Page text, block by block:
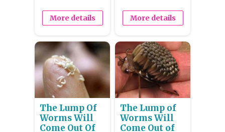
More details More details
The Lump Of
Worms Will
Come Out Of
The Lump of
Worms Will
Come Out of